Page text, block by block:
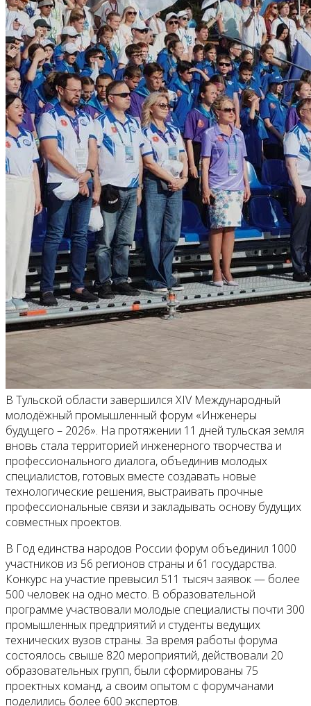
В Тульской области завершился XIV Международный
молодёжный промышленный форум «Инженеры
будущего – 2026». На протяжении 11 дней тульская земля
вновь стала территорией инженерного творчества и
профессионального диалога, объединив молодых
специалистов, готовых вместе создавать новые
технологические решения, выстраивать прочные
профессиональные связи и закладывать основу будущих
совместных проектов.
В Год единства народов России форум объединил 1000
участников из 56 регионов страны и 61 государства.
Конкурс на участие превысил 511 тысяч заявок — более
500 человек на одно место. В образовательной
программе участвовали молодые специалисты почти 300
промышленных предприятий и студенты ведущих
технических вузов страны. За время работы форума
состоялось свыше 820 мероприятий, действовали 20
образовательных групп, были сформированы 75
проектных команд, а своим опытом с форумчанами
поделились более 600 экспертов.